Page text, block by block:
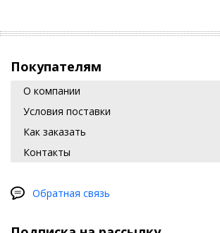
Покупателям
О компании
Условия поставки
Как заказать
Контакты
Обратная связь